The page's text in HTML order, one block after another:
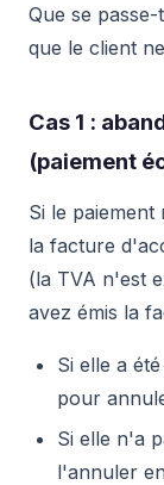
Que se
que le client
Cas 1 :
(paiement
Si le
la facture
(la TVA n'est
avez émis la
Si elle a
pour
Si elle n'a
l'annuler